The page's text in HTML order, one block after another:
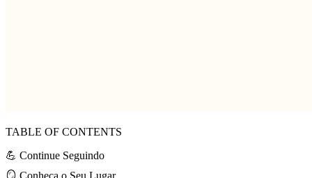
TABLE OF CONTENTS
💪 Continue Seguindo